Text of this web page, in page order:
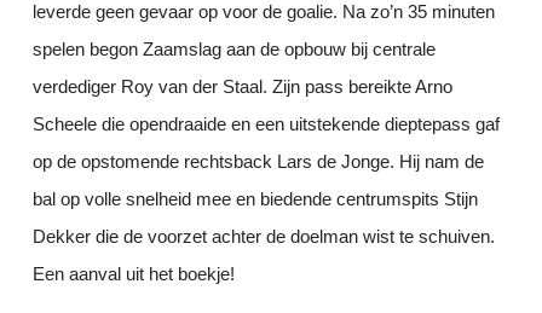
leverde geen gevaar op voor de goalie. Na zo’n 35 minuten
spelen begon Zaamslag aan de opbouw bij centrale
verdediger Roy van der Staal. Zijn pass bereikte Arno
Scheele die opendraaide en een uitstekende dieptepass gaf
op de opstomende rechtsback Lars de Jonge. Hij nam de
bal op volle snelheid mee en biedende centrumspits Stijn
Dekker die de voorzet achter de doelman wist te schuiven.
Een aanval uit het boekje!